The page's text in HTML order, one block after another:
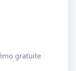
gratuite